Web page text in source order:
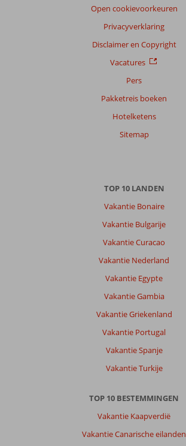
Open cookievoorkeuren
Privacyverklaring
Disclaimer en Copyright
Vacatures
Pers
Pakketreis boeken
Hotelketens
Sitemap
TOP 10 LANDEN
Vakantie Bonaire
Vakantie Bulgarije
Vakantie Curacao
Vakantie Nederland
Vakantie Egypte
Vakantie Gambia
Vakantie Griekenland
Vakantie Portugal
Vakantie Spanje
Vakantie Turkije
TOP 10 BESTEMMINGEN
Vakantie Kaapverdië
Vakantie Canarische eilanden